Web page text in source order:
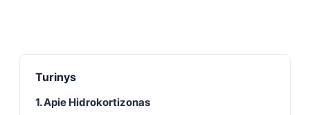
Turinys
1. Apie Hidrokortizonas